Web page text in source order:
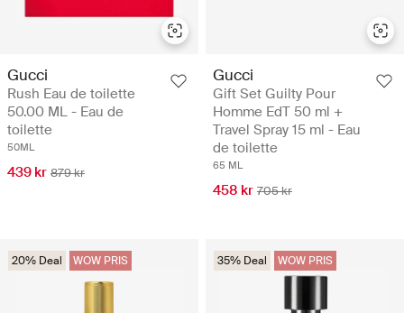
Gucci
Rush Eau de toilette
50.00 ML - Eau de
toilette
50ML
439 kr 879 kr
Gucci
Gift Set Guilty Pour
Homme EdT 50 ml +
Travel Spray 15 ml - Eau
de toilette
65 ML
458 kr 705 kr
20% Deal WOW PRIS 35% Deal WOW PRIS